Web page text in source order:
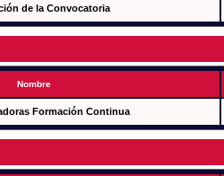
de la Convocatoria
Nombre
Formación Continua